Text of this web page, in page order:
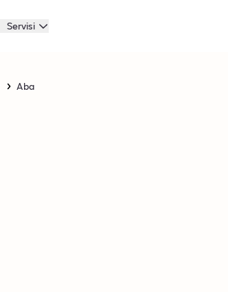
Servisi
Aba